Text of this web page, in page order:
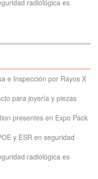
radiológica es
e Inspección por Rayos X
para joyería y piezas
presentes en Expo Pack
y ESR en seguridad
radiológica es